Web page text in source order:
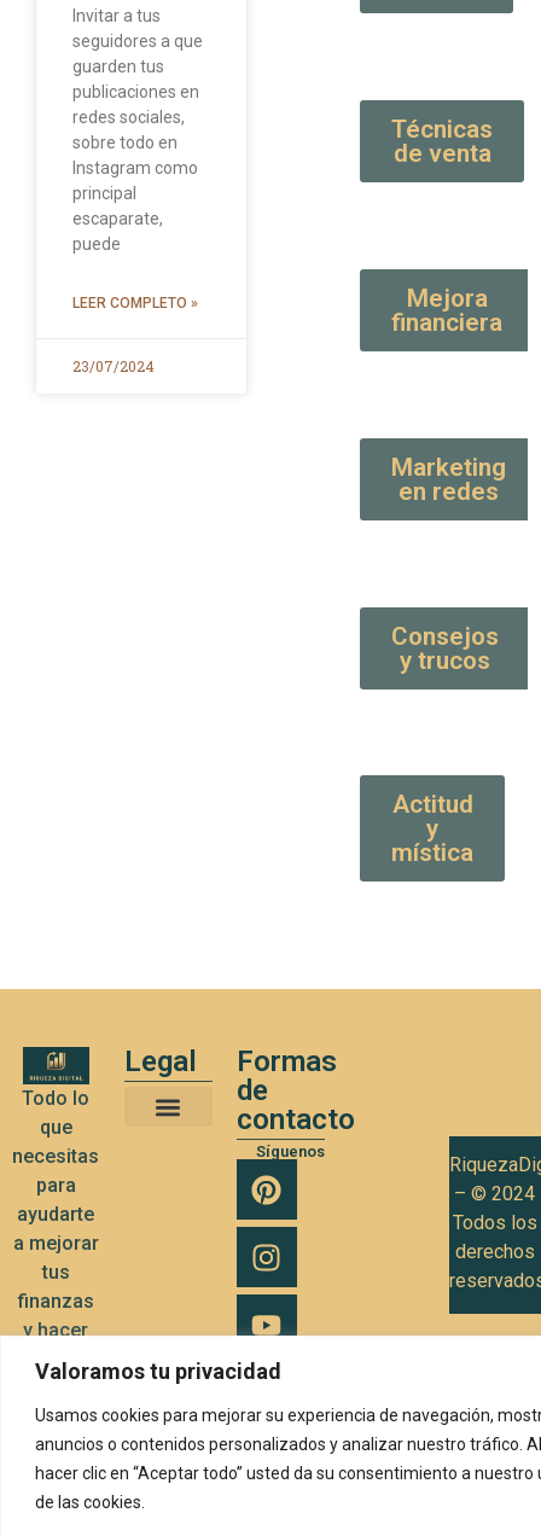
Valoramos tu privacidad
Usamos cookies para mejorar su experiencia de navegación,
anuncios o contenidos personalizados y analizar nuestro tráfico. Al
hacer clic en “Aceptar todo” usted da su consentimiento a nuestro
de las cookies.
Invitar a tus
seguidores a que
guarden tus
publicaciones en
redes sociales,
sobre todo en
Instagram como
principal
escaparate,
puede
LEER COMPLETO »
23/07/2024
Técnicas
de venta
Mejora
financiera
Marketing
en redes
Consejos
y trucos
Actitud
y
mística
Todo lo
que
necesitas
para
ayudarte
a mejorar
tus
finanzas
y hacer
crecer tu
Legal
Formas
de
contacto
Síguenos
– © 2024
Todos los
derechos